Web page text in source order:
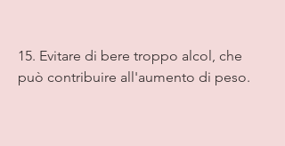
15. Evitare di bere troppo alcol, che
può contribuire all'aumento di peso.